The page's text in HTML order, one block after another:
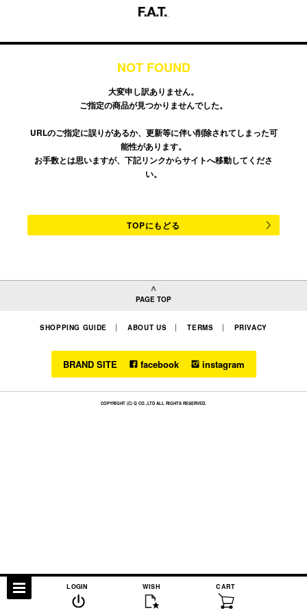
NOT FOUND
大変申し訳ありません。
ご指定の商品が見つかりませんでした。
URLのご指定に誤りがあるか、更新等に伴い削除されてしまった可
能性があります。
お手数とは思いますが、下記リンクからサイトへ移動してくださ
い。
TOPにもどる
PAGE TOP
SHOPPING GUIDE ABOUT US TERMS PRIVACY
BRAND SITE facebook instagram
CART
WISH
LOGIN
COPYRIGHT (C) Q CO.,LTD ALL RIGHTS RESERVED.